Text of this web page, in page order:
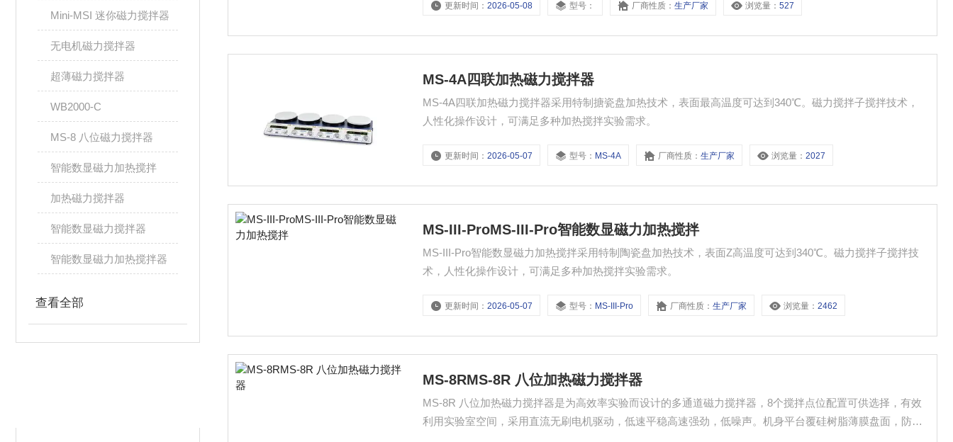
Mini-MSI 迷你磁力搅拌器
无电机磁力搅拌器
超薄磁力搅拌器
WB2000-C
MS-8 八位磁力搅拌器
智能数显磁力加热搅拌
加热磁力搅拌器
智能数显磁力搅拌器
智能数显磁力加热搅拌器
查看全部
更新时间：2026-05-08 型号： 厂商性质：生产厂家 浏览量：527
MS-4A四联加热磁力搅拌器
MS-4A四联加热磁力搅拌器采用特制搪瓷盘加热技术，表面最高温度可达到340℃。磁力搅拌子搅拌技术，
人性化操作设计，可满足多种加热搅拌实验需求。
更新时间：2026-05-07 型号： MS-4A 厂商性质：生产厂家 浏览量：2027
MS-III-ProMS-III-Pro智能数显磁力加热搅拌
MS-III-Pro智能数显磁力加热搅拌采用特制陶瓷盘加热技术，表面Z高温度可达到340℃。磁力搅拌子搅拌技
术，人性化操作设计，可满足多种加热搅拌实验需求。
更新时间：2026-05-07 型号： MS-III-Pro 厂商性质：生产厂家 浏览量：2462
MS-8RMS-8R 八位加热磁力搅拌器
MS-8R 八位加热磁力搅拌器是为高效率实验而设计的多通道磁力搅拌器，8个搅拌点位配置可供选择，有效
利用实验室空间，采用直流无刷电机驱动，低速平稳高速强劲，低噪声。机身平台覆硅树脂薄膜盘面，防滑